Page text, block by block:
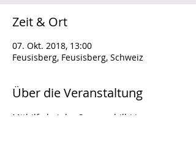
Zeit & Ort
07. Okt. 2018, 13:00
Feusisberg, Feusisberg, Schweiz
Über die Veranstaltung
Mithilfe bei der Sennenchilbi in